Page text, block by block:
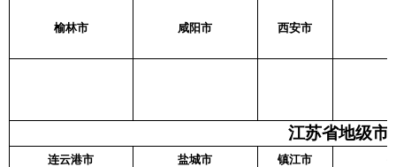
榆林市 咸阳市 西安市
江苏省地级市
连云港市 盐城市 镇江市